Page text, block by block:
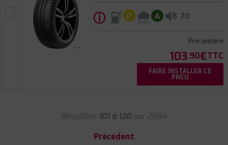
ⓘ D A B 70
Prix unitaire
103.90€TTC
FAIRE INSTALLER CE
PNEU
Résultats 101 à 120sur 2894
Précédent